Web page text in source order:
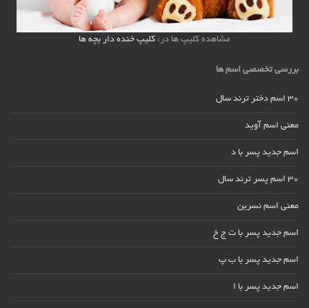
مشاهده کلیپ ها در: کلیپ خنده دار بچه ها
بررسی تخصصی اسم ها
30 اسم دختر ترند سال
معنی اسم آوید
اسم جدید پسر با د
30 اسم پسر ترند سال
معنی اسم نسرین
اسم جدید پسر با ت ج خ
اسم جدید پسر با ب پ
اسم جدید پسر با ا